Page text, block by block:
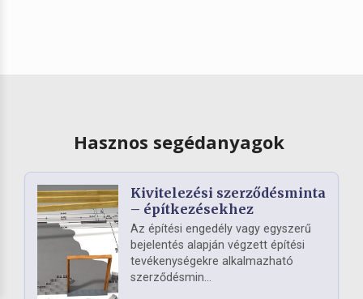
Hasznos segédanyagok
Kivitelezési szerződésminta
– építkezésekhez
Az építési engedély vagy egyszerű
bejelentés alapján végzett építési
tevékenységekre alkalmazható
szerződésmin...